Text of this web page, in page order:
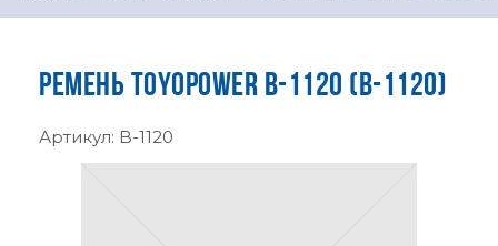
РЕМЕНЬ TOYOPOWER B-1120 (B-1120)
Артикул: B-1120